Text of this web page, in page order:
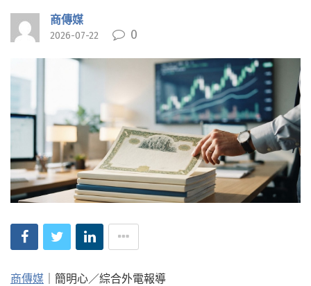
商傳媒
2026-07-22 0
商傳媒 ｜簡明心／綜合外電報導